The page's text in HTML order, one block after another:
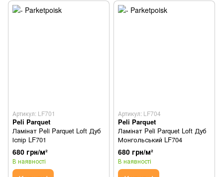
Артикул: LF701
Peli Parquet
Ламінат Peli Parquet Loft Дуб
Іспір LF701
680 грн/м²
В наявності
Артикул: LF704
Peli Parquet
Ламінат Peli Parquet Loft Дуб
Монгольський LF704
680 грн/м²
В наявності